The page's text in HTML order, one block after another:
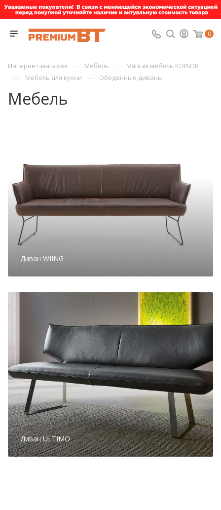
0
Интернет-магазин — Мебель — Мягкая мебель KOINOR
— Мебель для кухни — Обеденные диваны
Мебель
Диван WIING
Диван ULTIMO